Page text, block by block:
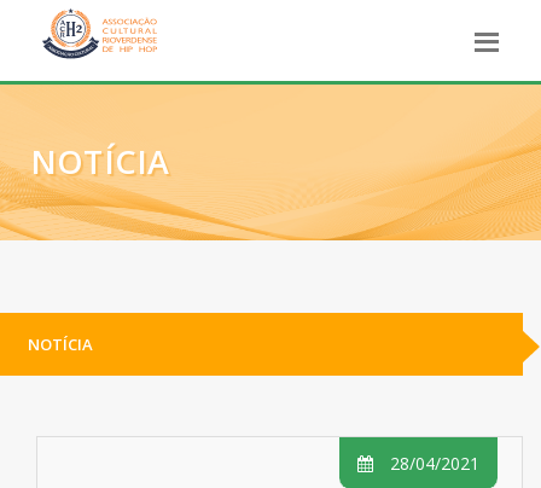
NOTÍCIA
NOTÍCIA
28/04/2021